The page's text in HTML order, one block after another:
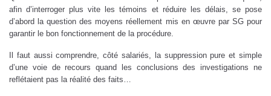
afin d’interroger plus vite les témoins et réduire les délais, se pose
d’abord la question des moyens réellement mis en œuvre par SG pour
garantir le bon fonctionnement de la procédure.
Il faut aussi comprendre, côté salariés, la suppression pure et simple
d’une voie de recours quand les conclusions des investigations ne
reflétaient pas la réalité des faits…